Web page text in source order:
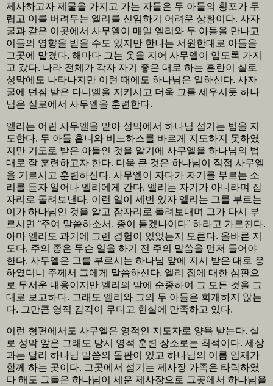
제사하고자 제물을 가지고 가는 자들은 두 아들의 횡포가 두
렵고 이를 버려두는 엘리를 신임하기 어려운 상황이다. 사자
굴과 같은 이곳에서 사무엘이 매일 엘리와 두 아들을 만나고
이들의 영향을 받을 수도 있지만 한나는 서원한대로 아들을
그곳에 맡겼다. 해마다 그는 옷을 지어 사무엘이 입도록 가지
고 갔다. 나라 전체가 각자 자기 좋은 대로 하는 혼란이 실로
성막에도 나타나지만 이런 때에도 하나님은 일하신다. 사자
굴에 던짐 받은 다니엘을 지키시고 더욱 그를 세우시듯 하나
님은 실로에서 사무엘을 훈련한다.
엘리는 어린 사무엘을 맡아 성막에서 하나님 섬기는 법을 지
도한다. 두 아들 홉니와 비느하스를 바르게 지도하지 못하였
지만 기도로 받은 아들인 것을 알기에 사무엘을 하나님의 법
대로 잘 훈련하고자 한다. 더욱 큰 것은 하나님이 직접 사무엘
을 기르시고 훈련하신다. 사무엘이 자다가 자기를 부르는 소
리를 듣자 일어나 엘리에게 간다. 엘리는 자기가 아니라며 잠
자리로 돌려보낸다. 이런 일이 세번 있자 엘리는 그를 부르는
이가 하나님인 것을 알고 잠자리로 돌려보내며 그가 다시 부
르시면 “주여 말씀하소서. 종이 듣겠나이다” 하라고 가르친다.
아마 엘리도 과거에 그런 경험이 있었는지 모른다. 올바른 지
도다. 주의 종은 무슨 일을 하기 전 주의 말씀을 먼저 들어야
한다. 사무엘은 그를 부르시는 하나님 앞에 지시 받은 대로 응
하였더니 주께서 그에게 말씀하신다. 엘리 집에 대한 심판으
로 무서운 내용이지만 엘리의 말에 순종하여 그 모든 것을 그
대로 보고하다. 그래도 엘리와 그의 두 아들은 회개하지 않는
다. 그만큼 영적 감각이 무디고 현실에 만족하고 있다.
이런 형편에서도 사무엘은 영적인 지도자로 양육 받는다. 실
로 성막 앞은 그래도 당시 영적 훈련 장소로는 최적이다. 세상
과는 달리 하나님 말씀의 돌판이 있고 하나님의 이름 임재가
함께 하는 곳이다. 그곳에서 섬기는 제사장 가족은 타락하였
다 해도 그들은 하나님이 세운 제사장으로 그곳에서 하나님을